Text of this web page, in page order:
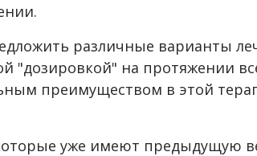
различные варианты
"дозировкой" на протяжении
преимуществом в этой
уже имеют предыдущую